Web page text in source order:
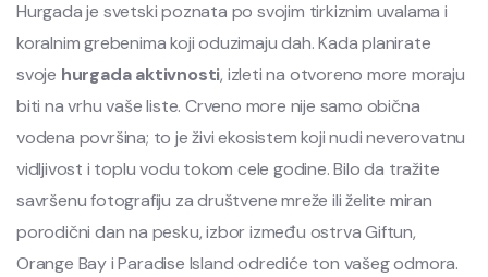
Hurgada je svetski poznata po svojim tirkiznim uvalama i
koralnim grebenima koji oduzimaju dah. Kada planirate
svoje hurgada aktivnosti, izleti na otvoreno more moraju
biti na vrhu vaše liste. Crveno more nije samo obična
vodena površina; to je živi ekosistem koji nudi neverovatnu
vidljivost i toplu vodu tokom cele godine. Bilo da tražite
savršenu fotografiju za društvene mreže ili želite miran
porodični dan na pesku, izbor između ostrva Giftun,
Orange Bay i Paradise Island odrediće ton vašeg odmora.